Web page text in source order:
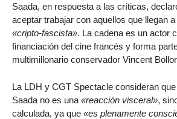
Saada, en respuesta a las críticas,
aceptar trabajar con aquellos que llegan
«cripto-fascista». La cadena es un actor
financiación del cine francés y forma
multimillonario conservador Vincent
La LDH y CGT Spectacle consideran
Saada no es una «reacción visceral»,
calculada, ya que «es plenamente